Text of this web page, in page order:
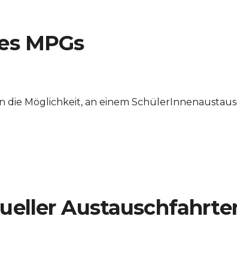
MPGs
die Möglichkeit, an einem